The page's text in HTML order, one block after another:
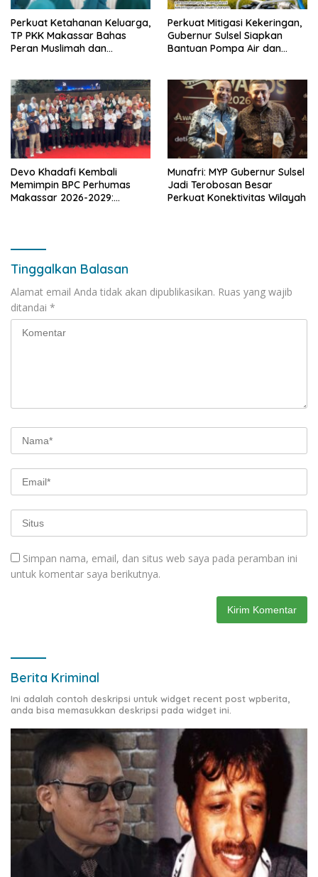
Perkuat Ketahanan Keluarga,
TP PKK Makassar Bahas
Peran Muslimah dan
Perkuat Mitigasi Kekeringan,
Gubernur Sulsel Siapkan
Bantuan Pompa Air dan
Devo Khadafi Kembali
Memimpin BPC Perhumas
Makassar 2026-2029:
Munafri: MYP Gubernur Sulsel
Jadi Terobosan Besar
Perkuat Konektivitas Wilayah
Tinggalkan Balasan
Alamat email Anda tidak akan dipublikasikan. Ruas yang wajib
ditandai *
Simpan nama, email, dan situs web saya pada peramban ini
untuk komentar saya berikutnya.
Berita Kriminal
Ini adalah contoh deskripsi untuk widget recent post wpberita,
anda bisa memasukkan deskripsi pada widget ini.